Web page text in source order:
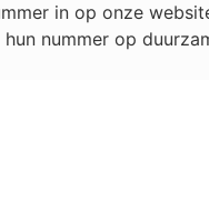
in op onze
hun nummer op